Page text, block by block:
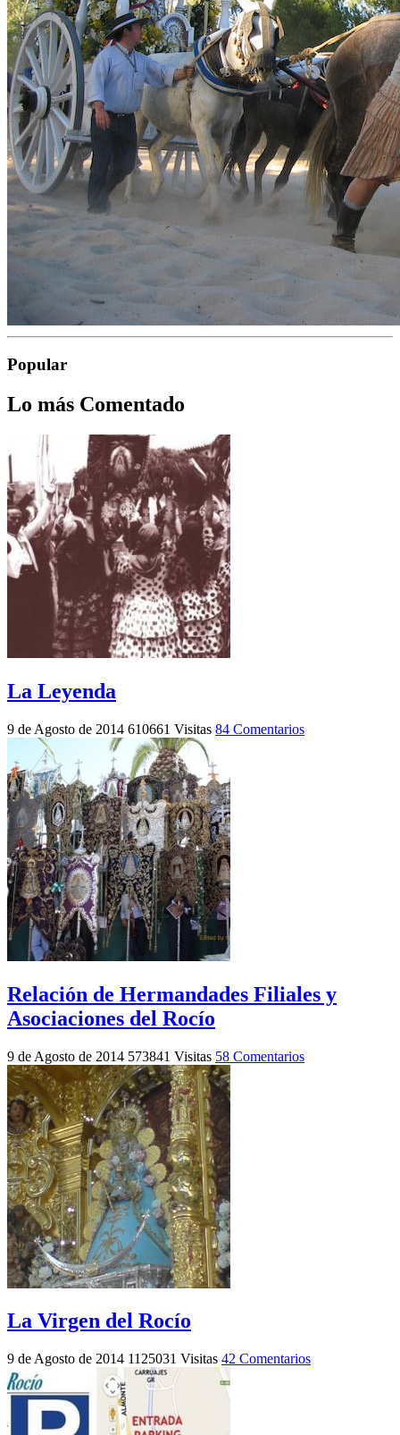
Popular
Lo más Comentado
La Leyenda
9 de Agosto de 2014 610661 Visitas 84 Comentarios
Relación de Hermandades Filiales y
Asociaciones del Rocío
9 de Agosto de 2014 573841 Visitas 58 Comentarios
La Virgen del Rocío
9 de Agosto de 2014 1125031 Visitas 42 Comentarios